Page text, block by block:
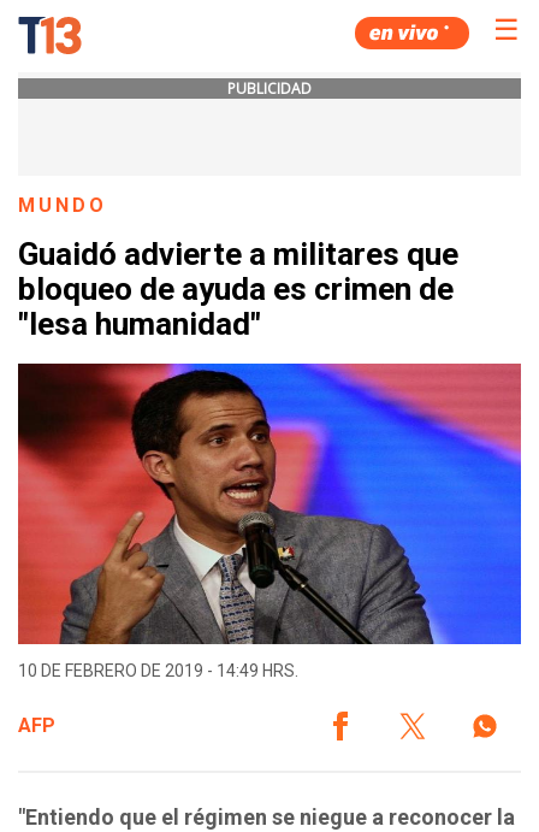
☰
PUBLICIDAD
MUNDO
Guaidó advierte a militares que
bloqueo de ayuda es crimen de
"lesa humanidad"
10 DE FEBRERO DE 2019 - 14:49 HRS.
AFP
"Entiendo que el régimen se niegue a reconocer la